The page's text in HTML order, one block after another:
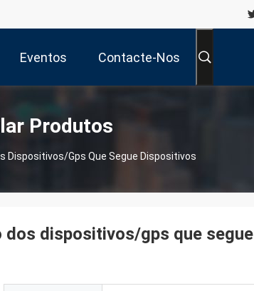
Eventos Contacte-Nos
Produtos
Dispositivos/gps Que Segue Dispositivos
dos dispositivos/gps que segue